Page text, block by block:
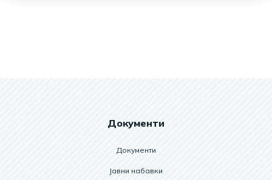
Документи
Документи
Јавни набавки